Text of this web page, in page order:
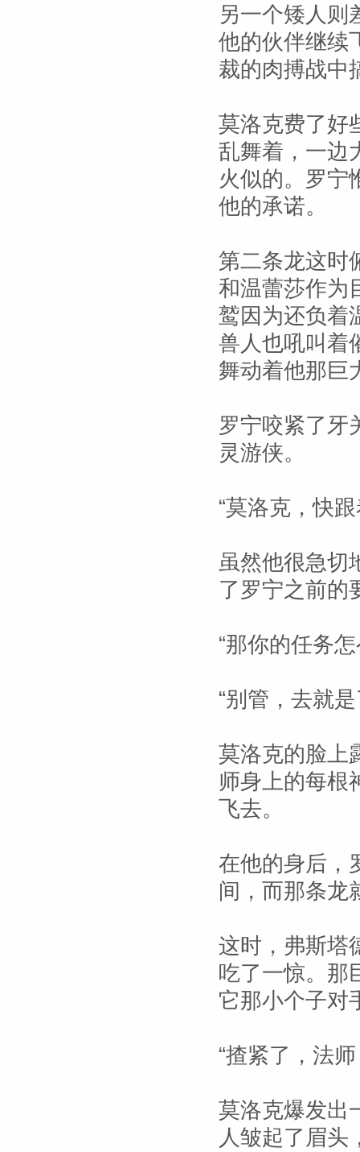
另一个矮人则
他的伙伴继续
裁的肉搏战中
莫洛克费了好
乱舞着，一边
火似的。罗宁
他的承诺。
第二条龙这时
和温蕾莎作为
鹫因为还负着
兽人也吼叫着
舞动着他那巨
罗宁咬紧了牙
灵游侠。
“莫洛克，快
虽然他很急切
了罗宁之前的
“那你的任务
“别管，去就
莫洛克的脸上
师身上的每根
飞去。
在他的身后，
间，而那条
这时，弗斯塔
吃了一惊。那
它那小个子对
“揸紧了，法
莫洛克爆发出
人皱起了眉头